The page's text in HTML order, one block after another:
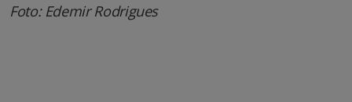
Foto: Edemir Rodrigues